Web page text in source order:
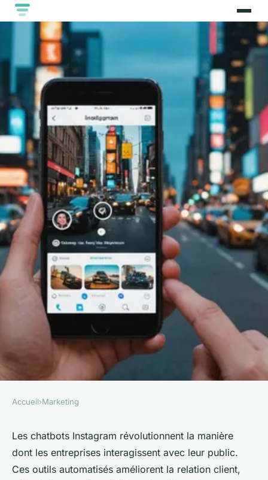
Les 5 chatbots instagram qui
propulsent votre business
Accueil›Marketing
Les chatbots Instagram révolutionnent la manière
dont les entreprises interagissent avec leur public.
Ces outils automatisés améliorent la relation client,